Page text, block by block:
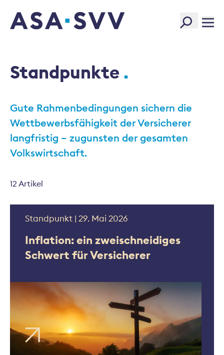
SVV Logo
Standpunkte
Gute Rahmenbedingungen sichern die
Wettbewerbsfähigkeit der Versicherer
langfristig – zugunsten der gesamten
Volkswirtschaft.
12 Artikel
Standpunkt | 29. Mai 2026
Inflation: ein zweischneidiges
Schwert für Versicherer